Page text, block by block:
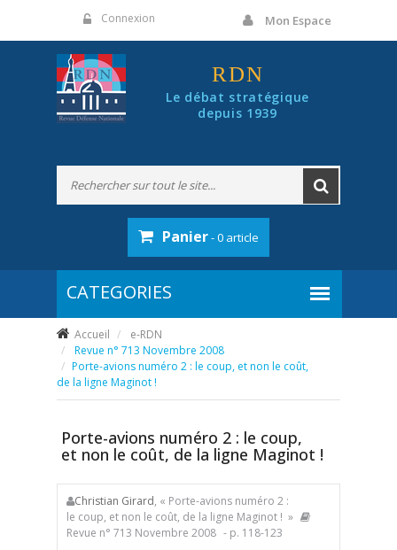
Connexion Mon Espace
RDN
Le débat stratégique
depuis 1939
Panier- 0 article
Accueil
e-RDN
Revue n° 713 Novembre 2008
Porte-avions numéro 2 : le coup, et non le coût,
de la ligne Maginot !
Porte-avions numéro 2 : le coup,
et non le coût, de la ligne Maginot !
Christian Girard, « Porte-avions numéro 2 :
le coup, et non le coût, de la ligne Maginot ! »
Revue n° 713 Novembre 2008 - p. 118-123